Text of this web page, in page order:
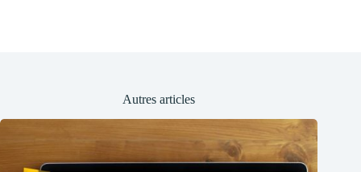
Autres articles